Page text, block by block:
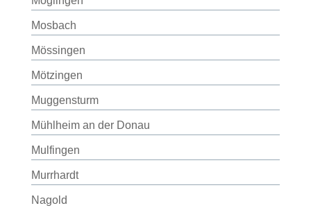
Mosbach
Mössingen
Mötzingen
Muggensturm
Mühlheim an der Donau
Mulfingen
Murrhardt
Nagold